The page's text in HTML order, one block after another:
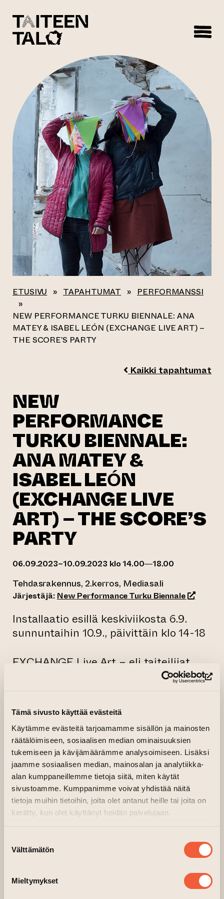
Tämä sivusto käyttää evästeitä
Käytämme evästeitä tarjoamamme sisällön ja mainosten
räätälöimiseen, sosiaalisen median ominaisuuksien
tukemiseen ja kävijämäärämme analysoimiseen. Lisäksi
jaamme sosiaalisen median, mainosalan ja analytiikka-
alan kumppaneillemme tietoja siitä, miten käytät
sivustoamme. Kumppanimme voivat yhdistää näitä
tietoja muihin tietoihin, joita olet antanut heille tai joita on
kerätty, kun olet käyttänyt heidän palvelujaan.
valinta
Välttämätön
Mieltymykset
ETUSIVU » TAPAHTUMAT »
PERFORMANSSI
»
NEW PERFORMANCE TURKU BIENNALE: ANA
MATEY & ISABEL LEÓN (EXCHANGE LIVE ART) –
THE SCORE’S PARTY
Kaikki tapahtumat
NEW
PERFORMANCE
TURKU BIENNALE:
ANA MATEY &
ISABEL LEÓN
(EXCHANGE LIVE
ART) – THE SCORE’S
PARTY
06.09.2023–10.09.2023 klo 14.00—18.00
Tehdasrakennus, 2.kerros, Mediasali
Järjestäjä: New Performance Turku Biennale(siirtyy
Installaatio esillä keskiviikosta 6.9.
sunnuntaihin 10.9., päivittäin klo 14-18
EXCHANGE Live Art – eli taiteilijat
Isabel León ja Ana Matey – esittävät
kokonaisuuden THE SCORE’S PARTY,
kymmenvuotista performatiivista
projektia.
Isabel ja Ana toteuttavat monipäiväisen
pitkäkestoisen performanssi-installaation,
joka esittelee Exchange Live Art -projektissa
toteutettuja performanssiscoreja.
Installaatio ja siellä toteutettavat teot ja
teokset muuttuvat ja kasvavat viikon aikana
Esityksellisiä scoreja* toteutetaan sekä
installaatiotilassa että julkisessa tilassa.
Myös yleisö kutsutaan osallistumaan näihin